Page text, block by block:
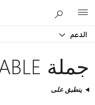
الدعم
جملة CREATE TABLE
ينطبق على